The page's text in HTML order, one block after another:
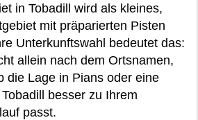
in Tobadill wird als kleines,
mit präparierten Pisten
Unterkunftswahl bedeutet das:
allein nach dem Ortsnamen,
die Lage in Pians oder eine
besser zu Ihrem
passt.